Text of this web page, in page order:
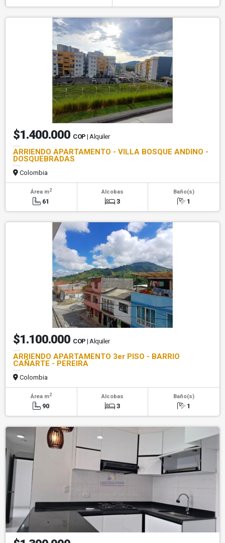
$1.400.000 COP | Alquiler
ARRIENDO APARTAMENTO - VILLA BOSQUE ANDINO -
DOSQUEBRADAS
Colombia
Área m2
61
Alcobas
3
Baño(s)
1
$1.100.000 COP | Alquiler
ARRIENDO APARTAMENTO 3er PISO - BARRIO
CAÑARTE - PEREIRA
Colombia
Área m2
90
Alcobas
3
Baño(s)
1